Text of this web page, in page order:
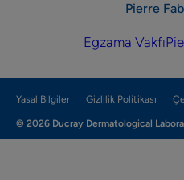
Pierre
Egzama Vakfı
Yasal Bilgiler Gizlilik Politikası
© 2026 Ducray Dermatological